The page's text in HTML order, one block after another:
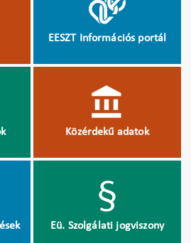
EESZT Információs portál
Közérdekű adatok
Eü. Szolgálati jogviszony